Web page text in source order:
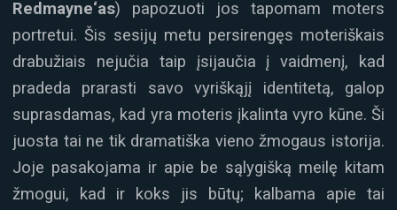
Redmayne‘as) papozuoti jos tapomam moters
portretui. Šis sesijų metu persirengęs moteriškais
drabužiais nejučia taip įsijaučia į vaidmenį, kad
pradeda prarasti savo vyriškąjį identitetą, galop
suprasdamas, kad yra moteris įkalinta vyro kūne. Ši
juosta tai ne tik dramatiška vieno žmogaus istorija.
Joje pasakojama ir apie be sąlygišką meilę kitam
žmogui, kad ir koks jis būtų; kalbama apie tai